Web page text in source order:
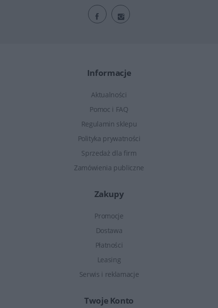
Informacje
Aktualności
Pomoc i FAQ
Regulamin sklepu
Polityka prywatności
Sprzedaż dla firm
Zamówienia publiczne
Zakupy
Promocje
Dostawa
Płatności
Leasing
Serwis i reklamacje
Twoje Konto